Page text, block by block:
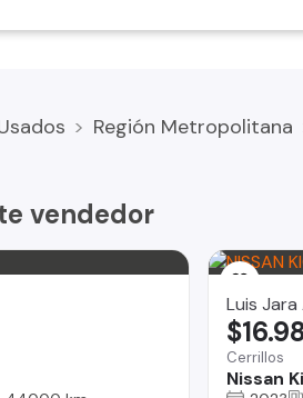
Región Metropolitana
vendedor
Luis
Cerrillos
Nissan